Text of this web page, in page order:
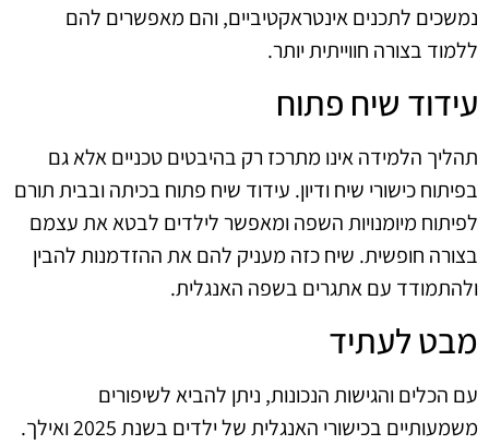
נמשכים לתכנים אינטראקטיביים, והם מאפשרים להם
ללמוד בצורה חווייתית יותר.
עידוד שיח פתוח
תהליך הלמידה אינו מתרכז רק בהיבטים טכניים אלא גם
בפיתוח כישורי שיח ודיון. עידוד שיח פתוח בכיתה ובבית תורם
לפיתוח מיומנויות השפה ומאפשר לילדים לבטא את עצמם
בצורה חופשית. שיח כזה מעניק להם את ההזדמנות להבין
ולהתמודד עם אתגרים בשפה האנגלית.
מבט לעתיד
עם הכלים והגישות הנכונות, ניתן להביא לשיפורים
משמעותיים בכישורי האנגלית של ילדים בשנת 2025 ואילך.